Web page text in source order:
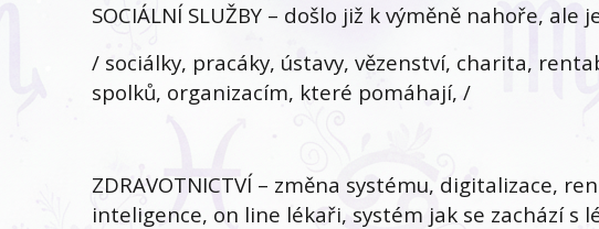
SOCIÁLNÍ SLUŽBY – došlo již k výměně nahoře,
/ sociálky, pracáky, ústavy, vězenství, charita,
spolků, organizacím, které pomáhají, /
ZDRAVOTNICTVÍ – změna systému, digitalizace,
inteligence, on line lékaři, systém jak se zachází s